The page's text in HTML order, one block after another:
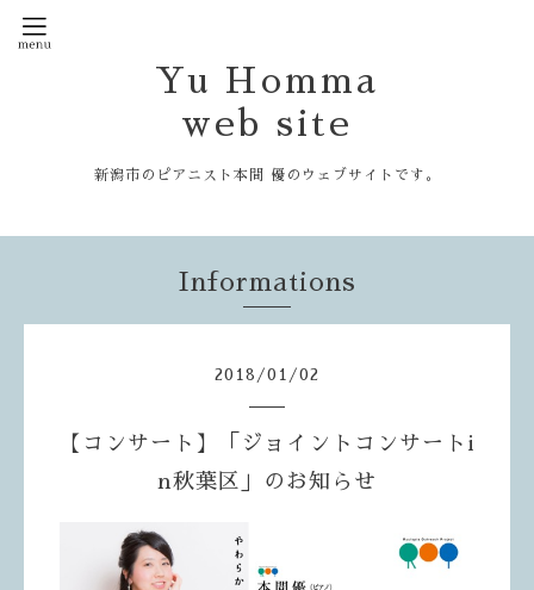
Yu Homma
web site
新潟市のピアニスト本間 優のウェブサイトです。
Informations
2018 /01 /02
【コンサート】「ジョイントコンサートi
n秋葉区」のお知らせ